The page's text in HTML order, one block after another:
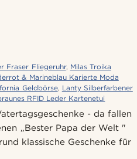
Fraser Fliegeruhr, Milas Troika
& Marineblau Karierte Moda
Geldbörse, Lanty Silberfarbener
RFID Leder Kartenetui
- da fallen
„Bester Papa der Welt "
klassische Geschenke für